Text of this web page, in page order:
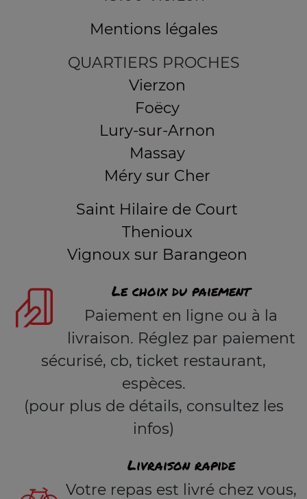
Mentions légales
QUARTIERS PROCHES
Vierzon
Foëcy
Lury-sur-Arnon
Massay
Méry sur Cher
Saint Hilaire de Court
Thenioux
Vignoux sur Barangeon
Le choix du paiement
Paiement en ligne ou à la
livraison. Réglez par paiement
sécurisé, cb, ticket restaurant,
espèces.
(pour plus de détails, consultez les
infos)
Livraison rapide
Votre repas est livré chez vous,